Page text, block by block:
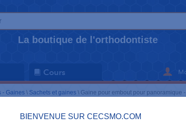
La boutique de l'orthodontiste
Cours
BIENVENUE SUR CECSMO.COM
- Gaines \ Sachets et gaines \ Gaine pour embout pour panoramique